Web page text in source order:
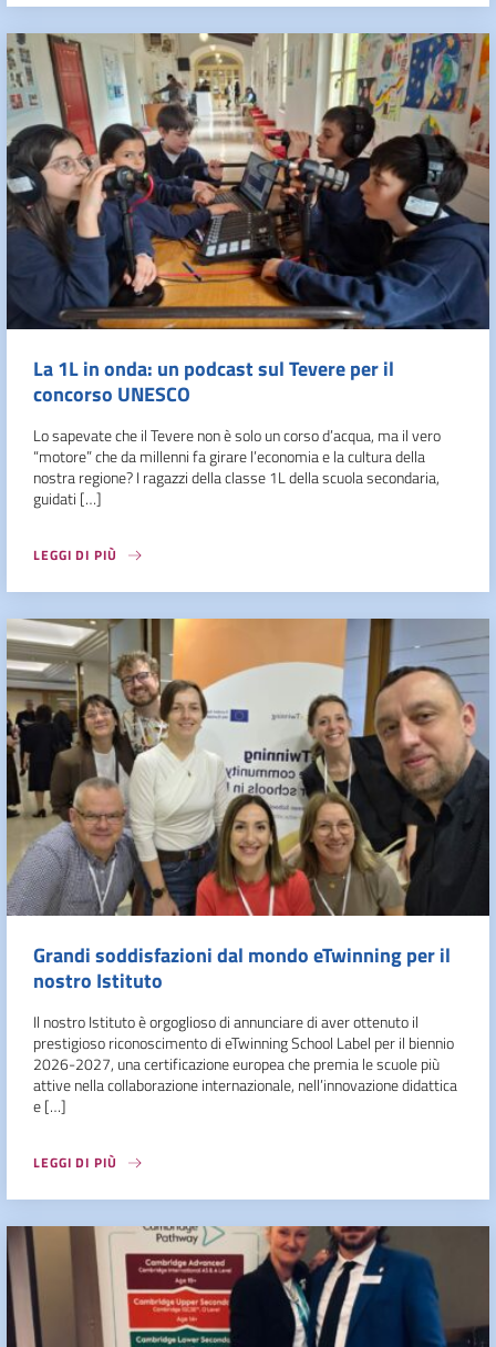
La 1L in onda: un podcast sul Tevere per il
concorso UNESCO
Lo sapevate che il Tevere non è solo un corso d’acqua, ma il vero
“motore” che da millenni fa girare l’economia e la cultura della
nostra regione? I ragazzi della classe 1L della scuola secondaria,
guidati […]
LEGGI DI PIÙ
Grandi soddisfazioni dal mondo eTwinning per il
nostro Istituto
Il nostro Istituto è orgoglioso di annunciare di aver ottenuto il
prestigioso riconoscimento di eTwinning School Label per il biennio
2026-2027, una certificazione europea che premia le scuole più
attive nella collaborazione internazionale, nell’innovazione didattica
e […]
LEGGI DI PIÙ